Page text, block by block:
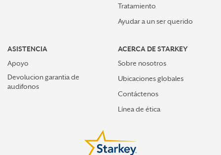
Tratamiento
Ayudar a un ser querido
ASISTENCIA
Apoyo
Devolucion garantia de
audifonos
ACERCA DE STARKEY
Sobre nosotros
Ubicaciones globales
Contáctenos
Línea de ética